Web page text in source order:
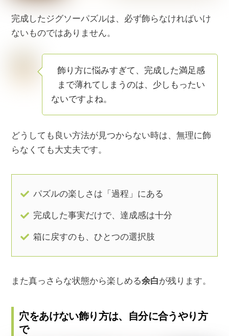
完成したジグソーパズルは、必ず飾らなければいけ
ないものではありません。
飾り方に悩みすぎて、完成した満足感
まで薄れてしまうのは、少しもったい
ないですよね。
どうしても良い方法が見つからない時は、無理に飾
らなくても大丈夫です。
パズルの楽しさは「過程」にある
完成した事実だけで、達成感は十分
箱に戻すのも、ひとつの選択肢
また真っさらな状態から楽しめる余白が残ります。
穴をあけない飾り方は、自分に合うやり方
で